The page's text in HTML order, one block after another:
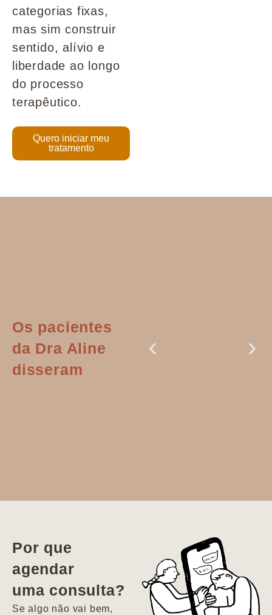
categorias fixas,
mas sim construir
sentido, alívio e
liberdade ao longo
do processo
terapêutico.
Quero iniciar meu
tratamento
Os pacientes
da Dra Aline
disseram
vida. Ela me
encontrou num
estado misto de
depressão e
agitação com
Por que
agendar
uma consulta?
Se algo não vai bem,